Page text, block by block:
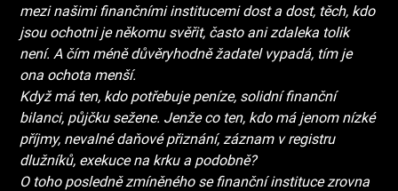
mezi našimi finančními institucemi dost a dost, těch, kdo
jsou ochotni je někomu svěřit, často ani zdaleka tolik
není. A čím méně důvěryhodně žadatel vypadá, tím je
ona ochota menší.
Když má ten, kdo potřebuje peníze, solidní finanční
bilanci, půjčku sežene. Jenže co ten, kdo má jenom nízké
příjmy, nevalné daňové přiznání, záznam v registru
dlužníků, exekuce na krku a podobně?
O toho posledně zmíněného se finanční instituce zrovna